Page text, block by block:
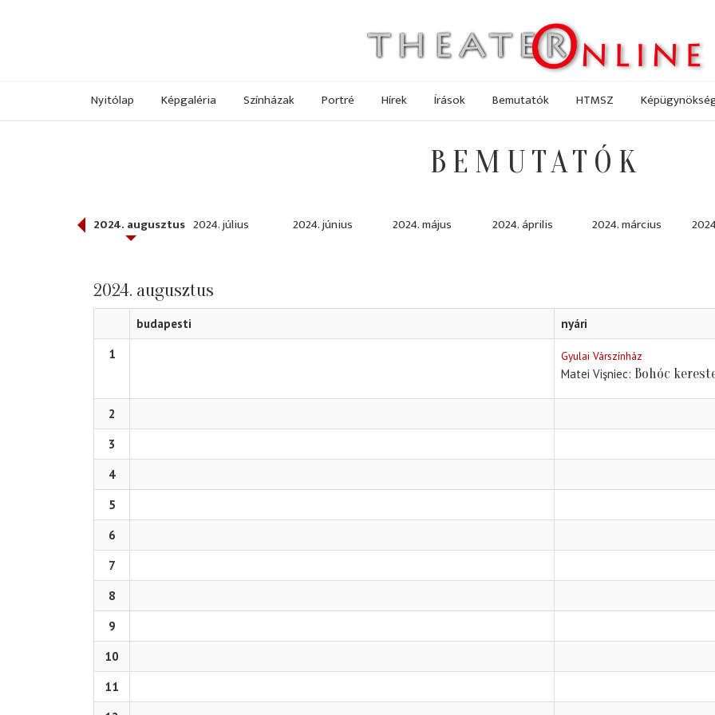
Nyitólap Képgaléria Színházak Portré Hírek Írások Bemutatók HTMSZ
BEMUTATÓK
szeptember 2024. augusztus 2024. július 2024. június 2024. május 2024. április 2024. március
2024. augusztus
budapesti
nyári
1
Gyulai Várszínház
Matei Vişniec Bohóc
2
3
4
5
6
7
8
9
10
11